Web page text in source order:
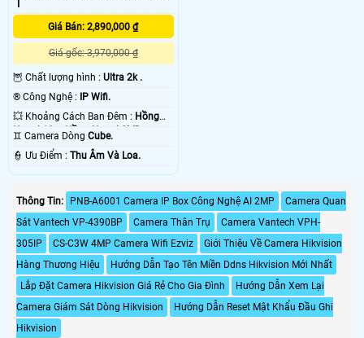
Giá Bán: 2,890,000 ₫
Giá gốc: 3,970,000 ₫
🦉 Chất lượng hình : Ultra 2k .
®️ Công Nghệ :
IP Wifi.
💥 Khoảng Cách Ban Đêm : Hồng
Ngoại 10m Hồng Ngoại SMD.
♊ Camera Dòng Cube.
️👮 Ưu Điểm : Thu Âm Và Loa.
Thông Tin: PNB-A6001 Camera IP Box Công Nghệ AI 2MP
Camera Quan
Sát Vantech VP-4390BP
Camera Thân Trụ
Camera Vantech VPH-
305IP
CS-C3W 4MP Camera Wifi Ezviz
Giới Thiệu Về Camera Hikvision
Hàng Thương Hiệu
Hướng Dẫn Tạo Tên Miền Ddns Hikvision Mới Nhất
Lắp Đặt Camera Hikvision Giá Rẻ Cho Gia Đình
Hướng Dẫn Xem Lại
Camera Giám Sát Dòng Hikvision
Hướng Dẫn Reset Mật Khẩu Đầu Ghi
Hikvision